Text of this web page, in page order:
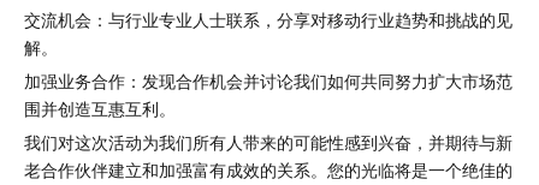
交流机会：与行业专业人士联系，分享对移动行业趋势和挑战的见
解。
加强业务合作：发现合作机会并讨论我们如何共同努力扩大市场范
围并创造互惠互利。
我们对这次活动为我们所有人带来的可能性感到兴奋，并期待与新
老合作伙伴建立和加强富有成效的关系。您的光临将是一个绝佳的